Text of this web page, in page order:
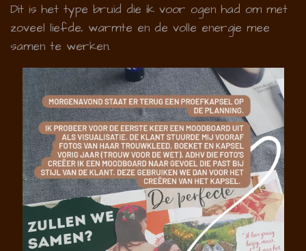
Dit is het type bruid die ik voor ogen had om met
zoveel liefde, warmte en de volle energie mee
samen te werken.